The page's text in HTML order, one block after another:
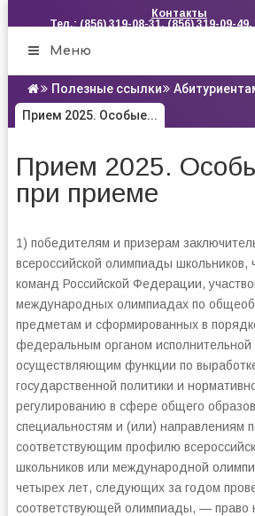
Контакты
Тел.: (856) 319-08-31, (856) 319-09-49,
Меню
Полезные ссылки
Прием 2025. Особые...
Прием 2025.
при приеме
1) победителям и призерам
всероссийской олимпиады школьников,
команд Российской Федерации,
международных олимпиадах по
предметам и сформированных в
федеральным органом исполнительной
осуществляющим функции по
государственной политики и
регулированию в сфере общего
специальностям и (или) направлениям
соответствующим профилю
школьников или международной
четырех лет, следующих за годом
соответствующей олимпиады, — право